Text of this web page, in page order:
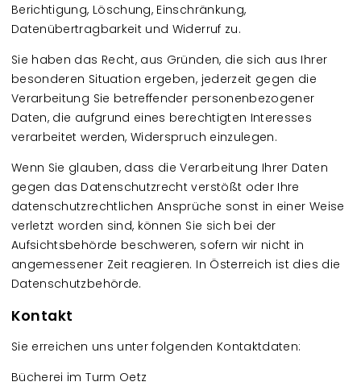
Berichtigung, Löschung, Einschränkung,
Datenübertragbarkeit und Widerruf zu.
Sie haben das Recht, aus Gründen, die sich aus Ihrer
besonderen Situation ergeben, jederzeit gegen die
Verarbeitung Sie betreffender personenbezogener
Daten, die aufgrund eines berechtigten Interesses
verarbeitet werden, Widerspruch einzulegen.
Wenn Sie glauben, dass die Verarbeitung Ihrer Daten
gegen das Datenschutzrecht verstößt oder Ihre
datenschutzrechtlichen Ansprüche sonst in einer Weise
verletzt worden sind, können Sie sich bei der
Aufsichtsbehörde beschweren, sofern wir nicht in
angemessener Zeit reagieren. In Österreich ist dies die
Datenschutzbehörde.
Kontakt
Sie erreichen uns unter folgenden Kontaktdaten:
Bücherei im Turm Oetz